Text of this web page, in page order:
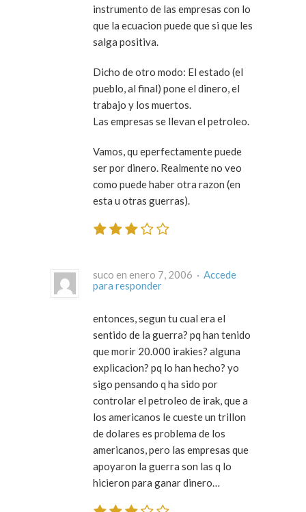
instrumento de las empresas con lo
que la ecuacion puede que si que les
salga positiva.
Dicho de otro modo: El estado (el
pueblo, al final) pone el dinero, el
trabajo y los muertos.
Las empresas se llevan el petroleo.
Vamos, qu eperfectamente puede
ser por dinero. Realmente no veo
como puede haber otra razon (en
esta u otras guerras).
suco en enero 7, 2006 · Accede
para responder
entonces, segun tu cual era el
sentido de la guerra? pq han tenido
que morir 20.000 irakies? alguna
explicacion? pq lo han hecho? yo
sigo pensando q ha sido por
controlar el petroleo de irak, que a
los americanos le cueste un trillon
de dolares es problema de los
americanos, pero las empresas que
apoyaron la guerra son las q lo
hicieron para ganar dinero…